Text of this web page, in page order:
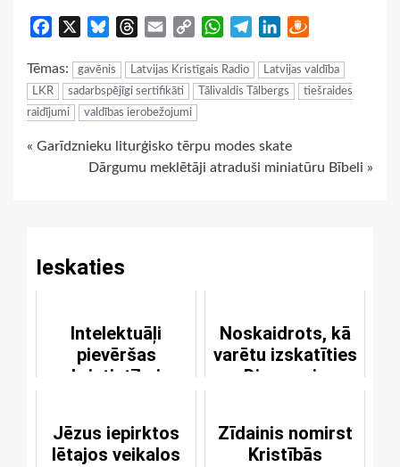
Facebook BlueskyThreads
Email
Copy
WhatsApp
TelegramLinkedIn
Tēmas: gavēnis Latvijas Kristīgais Radio
Latvijas valdība
LKR
sadarbspējīgi sertifikāti Tālivaldis Tālbergs
tiešraides
raidījumi
valdības ierobežojumi
Continue
« Garīdznieku liturģisko tērpu modes skate
Dārgumu meklētāji atraduši miniatūru Bībeli »
Ieskaties
Intelektuāļi
pievēršas
kristietībai
Noskaidrots, kā
varētu izskatīties
Dieva seja
Jēzus iepirktos
lētajos veikalos
Zīdainis nomirst
Kristībās